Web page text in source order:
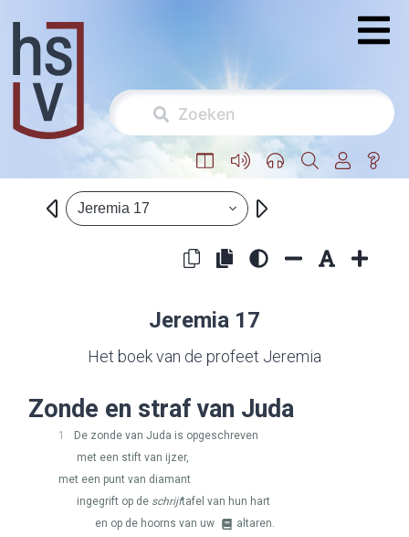
Jeremia 17
Jeremia 17
Het boek van de profeet Jeremia
Zonde en straf van Juda
1
De zonde van Juda is opgeschreven
met een stift van ijzer,
met een punt van diamant
ingegrift op de schrijftafel van hun hart
en op de hoorns van uw
altaren.